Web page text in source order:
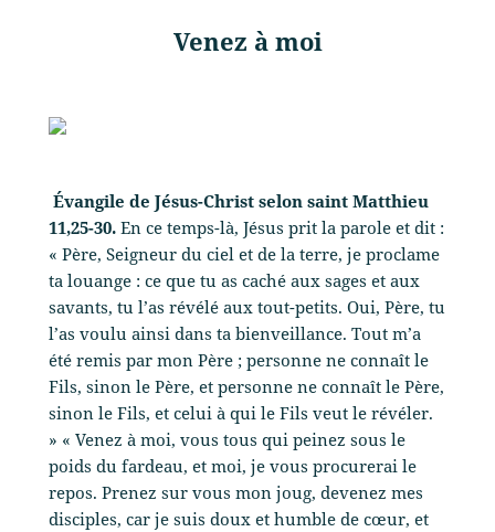
Venez à moi
Évangile de Jésus-Christ selon saint Matthieu
11,25-30. En ce temps-là, Jésus prit la parole et dit :
« Père, Seigneur du ciel et de la terre, je proclame
ta louange : ce que tu as caché aux sages et aux
savants, tu l’as révélé aux tout-petits. Oui, Père, tu
l’as voulu ainsi dans ta bienveillance. Tout m’a
été remis par mon Père ; personne ne connaît le
Fils, sinon le Père, et personne ne connaît le Père,
sinon le Fils, et celui à qui le Fils veut le révéler.
» « Venez à moi, vous tous qui peinez sous le
poids du fardeau, et moi, je vous procurerai le
repos. Prenez sur vous mon joug, devenez mes
disciples, car je suis doux et humble de cœur, et